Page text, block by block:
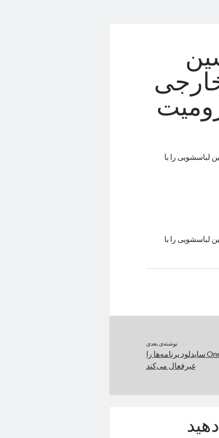
را با
را با
نوشته‌ی بعدی
این قابلیت در One UI 6 سایدلود برنامه‌ها را
غیرفعال می‌کند